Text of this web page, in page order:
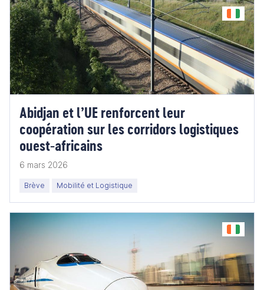
Abidjan et l’UE renforcent leur
coopération sur les corridors logistiques
ouest-africains
6 mars 2026
Brève Mobilité et Logistique